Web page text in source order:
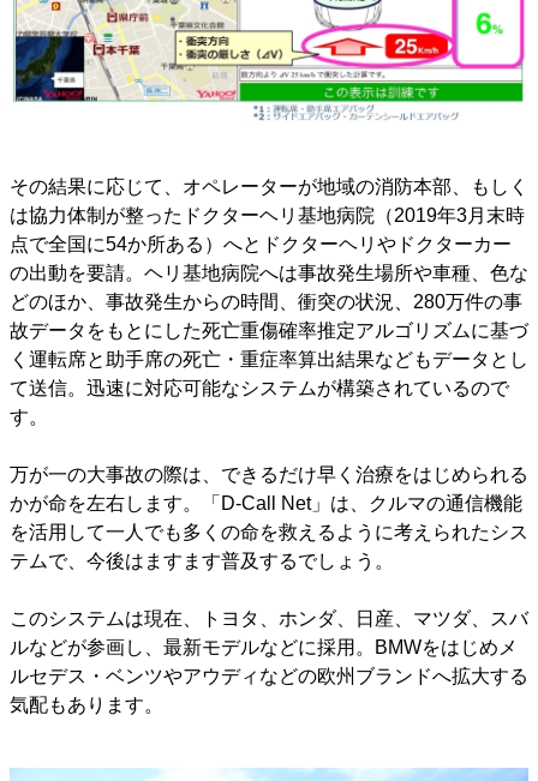
その結果に応じて、オペレーターが地域の消防本部、もしく
は協力体制が整ったドクターヘリ基地病院（2019年3月末時
点で全国に54か所ある）へとドクターヘリやドクターカー
の出動を要請。ヘリ基地病院へは事故発生場所や車種、色な
どのほか、事故発生からの時間、衝突の状況、280万件の事
故データをもとにした死亡重傷確率推定アルゴリズムに基づ
く運転席と助手席の死亡・重症率算出結果などもデータとし
て送信。迅速に対応可能なシステムが構築されているので
す。
万が一の大事故の際は、できるだけ早く治療をはじめられる
かが命を左右します。「D-Call Net」は、クルマの通信機能
を活用して一人でも多くの命を救えるように考えられたシス
テムで、今後はますます普及するでしょう。
このシステムは現在、トヨタ、ホンダ、日産、マツダ、スバ
ルなどが参画し、最新モデルなどに採用。BMWをはじめメ
ルセデス・ベンツやアウディなどの欧州ブランドへ拡大する
気配もあります。